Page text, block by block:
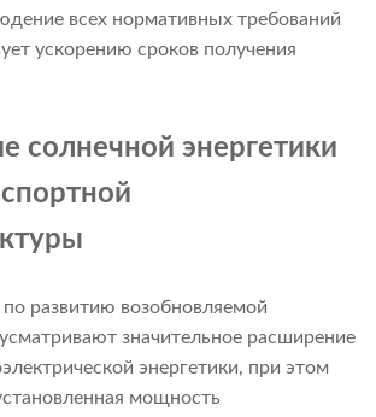
всех нормативных требований
ускорению сроков получения
солнечной энергетики
развитию возобновляемой
значительное расширение
энергетики, при этом
мощность